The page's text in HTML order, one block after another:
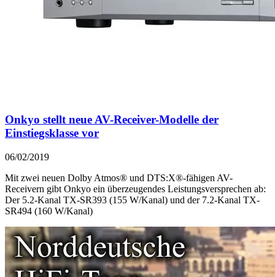
Onkyo stellt neue AV-Receiver-Modelle der
Einstiegsklasse vor
06/02/2019
Mit zwei neuen Dolby Atmos® und DTS:X®-fähigen AV-
Receivern gibt Onkyo ein überzeugendes Leistungsversprechen ab:
Der 5.2-Kanal TX-SR393 (155 W/Kanal) und der 7.2-Kanal TX-
SR494 (160 W/Kanal)